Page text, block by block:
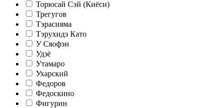
Торюсай Сэй (Киёси)
Трегугов
Тэрасияма
Тэрухидэ Като
У Сяофэн
Удзё
Утамаро
Ухарский
Федоров
Федоскино
Фигурин